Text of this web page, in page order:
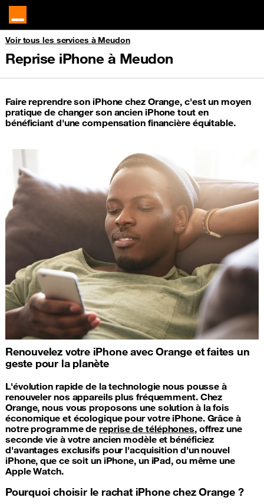
Voir tous les services à Meudon
Reprise iPhone à Meudon
Faire reprendre son iPhone chez Orange, c'est un moyen
pratique de changer son ancien iPhone tout en
bénéficiant d'une compensation financière équitable.
Renouvelez votre iPhone avec Orange et faites un
geste pour la planète
L'évolution rapide de la technologie nous pousse à
renouveler nos appareils plus fréquemment. Chez
Orange, nous vous proposons une solution à la fois
économique et écologique pour votre iPhone. Grâce à
notre programme dereprise de téléphones, offrez une
seconde vie à votre ancien modèle et bénéficiez
d'avantages exclusifs pour l'acquisition d'un nouvel
iPhone, que ce soit un iPhone, un iPad, ou même une
Apple Watch.
Pourquoi choisir le rachat iPhone chez Orange ?